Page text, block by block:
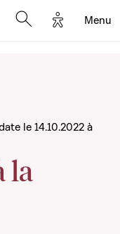
Options
Menu
la
le 14.10.2022 à